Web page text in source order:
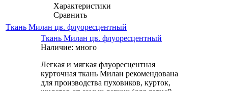
Характеристики
Сравнить
Ткань Милан цв. флуоресцентный
Ткань Милан цв. флуоресцентный
Наличие: много
Легкая и мягкая флуоресцентная
курточная ткань Милан рекомендована
для производства пуховиков, курток,